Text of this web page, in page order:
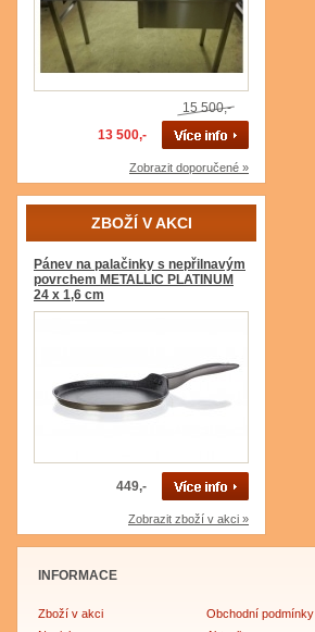
15 500,-
13 500,-
Zobrazit doporučené »
ZBOŽÍ V AKCI
Pánev na palačinky s nepřilnavým
povrchem METALLIC PLATINUM
24 x 1,6 cm
449,-
Zobrazit zboží v akci »
INFORMACE
Zboží v akci
Obchodní podmínky